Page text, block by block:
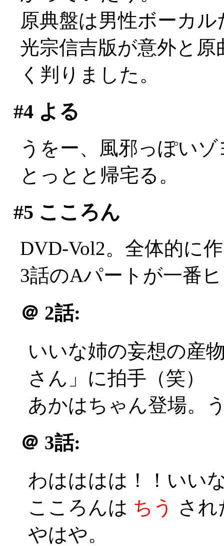
原典盤は男性ボーカ
光宗信吉版が意外と
く判りました。
#4よる
うをー、風邪っぽいゾ
とっとと帰宅る。
#5 こころん
DVD-Vol2。全体的に
3話のAパートが一番
＠ 2話:
いいな姉の妄想の産
さん」に拍手（笑）
あかはちゃん登場。
＠ 3話:
わはははは！！いい
こころんは ちう
さ
やはや。